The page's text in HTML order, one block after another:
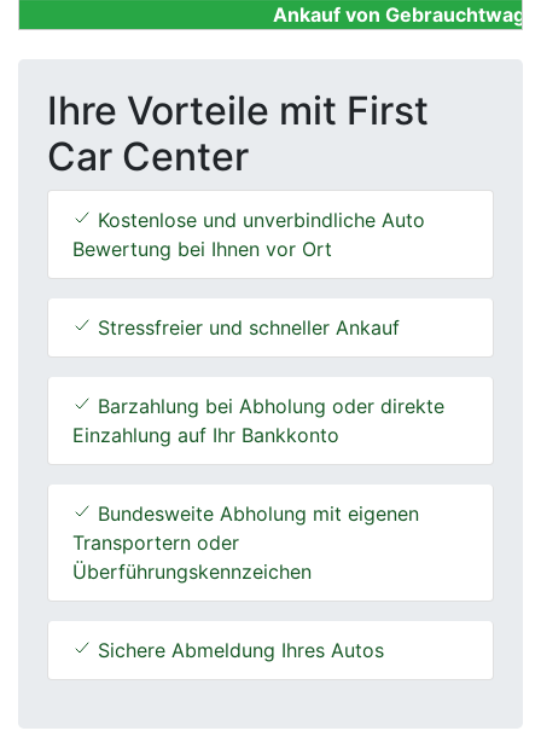
Ankauf von
Ihre Vorteile mit First
Car Center
Kostenlose und unverbindliche Auto
Bewertung bei Ihnen vor Ort
Stressfreier und schneller Ankauf
Barzahlung bei Abholung oder direkte
Einzahlung auf Ihr Bankkonto
Bundesweite Abholung mit eigenen
Transportern oder
Überführungskennzeichen
Sichere Abmeldung Ihres Autos